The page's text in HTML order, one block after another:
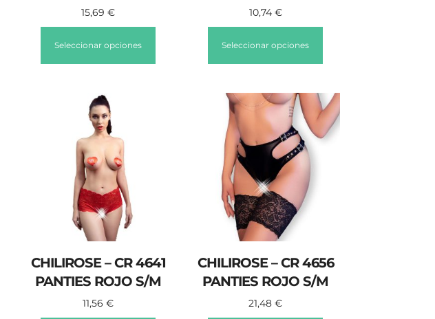
15,69€
Seleccionar opciones
10,74 €
Seleccionar opciones
CHILIROSE – CR 4641
PANTIES ROJO S/M
11,56€
CHILIROSE – CR 4656
PANTIES ROJO S/M
21,48€